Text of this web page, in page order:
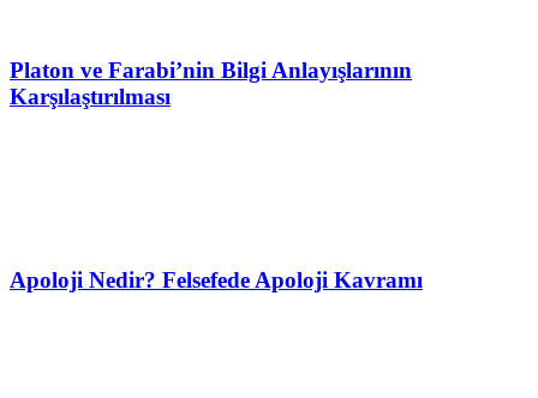
Platon ve Farabi’nin Bilgi Anlayışlarının
Karşılaştırılması
Apoloji Nedir? Felsefede Apoloji Kavramı